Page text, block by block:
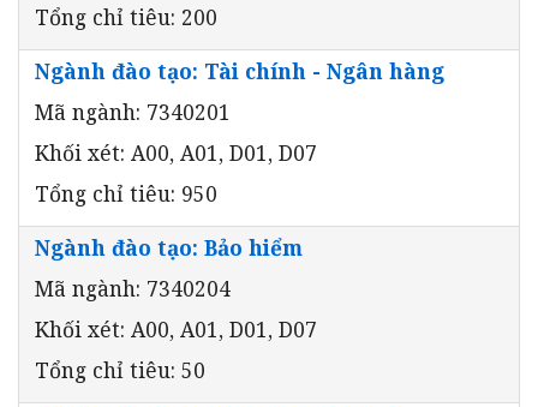
Tổng chỉ tiêu: 200
Ngành đào tạo: Tài chính - Ngân hàng
Mã ngành: 7340201
Khối xét: A00, A01, D01, D07
Tổng chỉ tiêu: 950
Ngành đào tạo: Bảo hiểm
Mã ngành: 7340204
Khối xét: A00, A01, D01, D07
Tổng chỉ tiêu: 50